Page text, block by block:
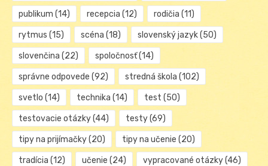
publikum (14) recepcia (12) rodičia (11)
rytmus (15) scéna (18) slovenský jazyk(50)
slovenčina (22) spoločnosť(14)
správne odpovede (92) stredná škola (102)
svetlo (14) technika (14) test (50)
testovacie otázky(44) testy(69)
tipy na prijímačky(20) tipy na učenie (20)
tradícia (12) učenie (24) vypracované otázky(46)